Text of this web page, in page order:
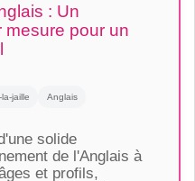
: Un
pour un
jaille Anglais
solide
de l'Anglais à
et profils,